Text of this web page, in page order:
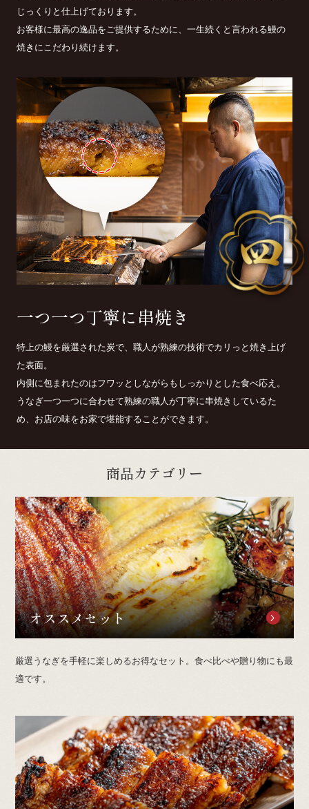
じっくりと仕上げております。
お客様に最高の逸品をご提供するために、一生続くと言われる鰻の
焼きにこだわり続けます。
一つ一つ丁寧に串焼き
特上の鰻を厳選された炭で、職人が熟練の技術でカリっと焼き上げ
た表面。
内側に包まれたのはフワッとしながらもしっかりとした食べ応え。
うなぎ一つ一つに合わせて熟練の職人が丁寧に串焼きしているた
め、お店の味をお家で堪能することができます。
商品カテゴリー
オススメセット
厳選うなぎを手軽に楽しめるお得なセット。食べ比べや贈り物にも最
適です。